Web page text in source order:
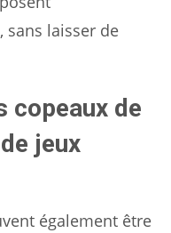
sans laisser de
copeaux de
jeux
également être